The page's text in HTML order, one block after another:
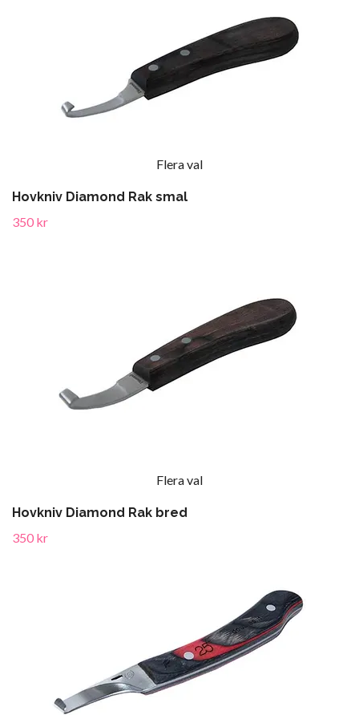
Flera val
Hovkniv Diamond Rak smal
350 kr
Flera val
Hovkniv Diamond Rak bred
350 kr